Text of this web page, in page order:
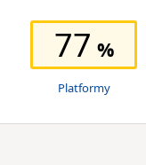
77
Platformy